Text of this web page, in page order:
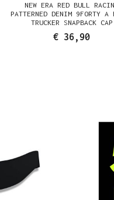
NEW ERA RED BULL
PATTERNED DENIM 9FORTY A
TRUCKER SNAPBACK CAP
€ 36,90